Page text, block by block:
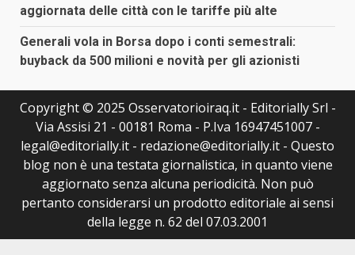
aggiornata delle città con le tariffe più alte
Generali vola in Borsa dopo i conti semestrali:
buyback da 500 milioni e novità per gli azionisti
Copyright © 2025 Osservatorioiraq.it - Editorially Srl -
Via Assisi 21 - 00181 Roma - P.Iva 16947451007 -
legal@editorially.it - redazione@editorially.it - Questo
blog non è una testata giornalistica, in quanto viene
aggiornato senza alcuna periodicità. Non può
pertanto considerarsi un prodotto editoriale ai sensi
della legge n. 62 del 07.03.2001